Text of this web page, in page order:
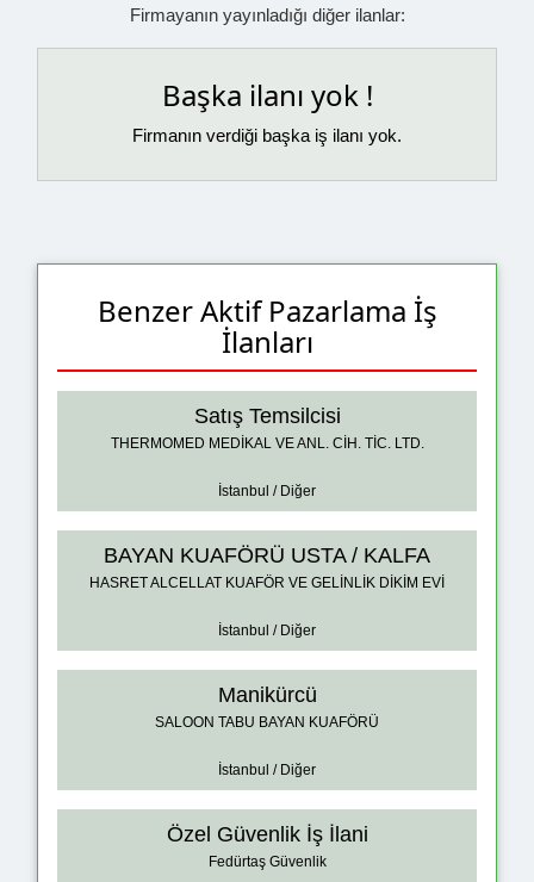
Firmayanın yayınladığı diğer ilanlar:
Başka ilanı yok !
Firmanın verdiği başka iş ilanı yok.
Benzer Aktif Pazarlama İş
İlanları
Satış Temsilcisi
THERMOMED MEDİKAL VE ANL. CİH. TİC. LTD.
İstanbul / Diğer
BAYAN KUAFÖRÜ USTA / KALFA
HASRET ALCELLAT KUAFÖR VE GELİNLİK DİKİM EVİ
İstanbul / Diğer
Manikürcü
SALOON TABU BAYAN KUAFÖRÜ
İstanbul / Diğer
Özel Güvenlik İş İlani
Fedürtaş Güvenlik